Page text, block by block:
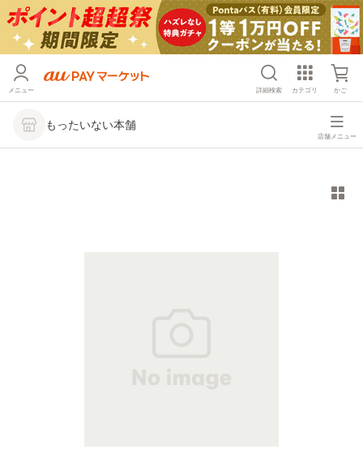
メニュー 詳細検索 カテゴリ かご
もったいない本舗
店舗メニュー